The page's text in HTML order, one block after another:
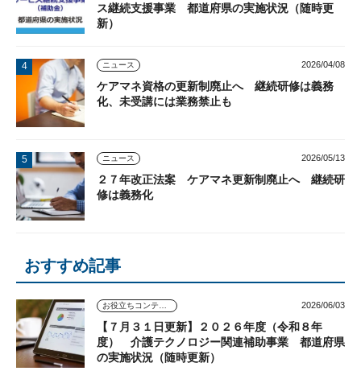
ス継続支援事業 都道府県の実施状況（随時更
新）
ニュース 2026/04/08
ケアマネ資格の更新制廃止へ 継続研修は義務
化、未受講には業務禁止も
ニュース 2026/05/13
２７年改正法案 ケアマネ更新制廃止へ 継続研
修は義務化
おすすめ記事
2026/06/03
【７月３１日更新】２０２６年度（令和８年
度） 介護テクノロジー関連補助事業 都道府県
の実施状況（随時更新）